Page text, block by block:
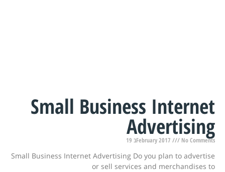
Small Business Internet
Advertising
19 בFebruary 2017 No Comments
Small Business Internet Advertising Do you plan to advertise
or sell services and merchandises to